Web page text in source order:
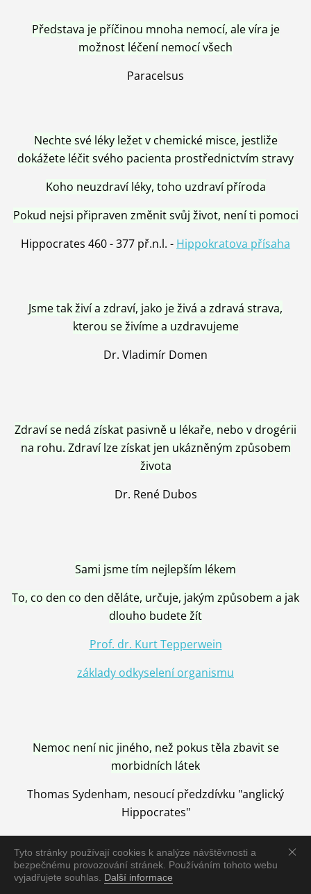
Tyto stránky používají cookies k analýze návštěvnosti a
bezpečnému provozování stránek. Používáním tohoto webu
vyjadřujete souhlas. Další informace
Představa je příčinou mnoha nemocí, ale víra je
možnost léčení nemocí všech
Paracelsus
Nechte své léky ležet v chemické misce, jestliže
dokážete léčit svého pacienta prostřednictvím stravy
Koho neuzdraví léky, toho uzdraví příroda
Pokud nejsi připraven změnit svůj život, není ti pomoci
Hippocrates 460 - 377 př.n.l. - Hippokratova přísaha
Jsme tak živí a zdraví, jako je živá a zdravá strava,
kterou se živíme a uzdravujeme
Dr. Vladimír Domen
Zdraví se nedá získat pasivně u lékaře, nebo v drogérii
na rohu. Zdraví lze získat jen ukázněným způsobem
života
Dr. René Dubos
Sami jsme tím nejlepším lékem
To, co den co den děláte, určuje, jakým způsobem a jak
dlouho budete žít
Prof. dr. Kurt Tepperwein
základy odkyselení organismu
Nemoc není nic jiného, než pokus těla zbavit se
morbidních látek
Thomas Sydenham, nesoucí předzdívku "anglický
Hippocrates"
Nemoc je vyléčena jen pomocí Přírody, neutralizací a